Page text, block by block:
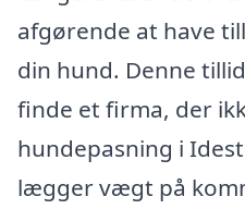
afgørende at have
din hund. Denne
finde et firma, der
hundepasning i
lægger vægt på